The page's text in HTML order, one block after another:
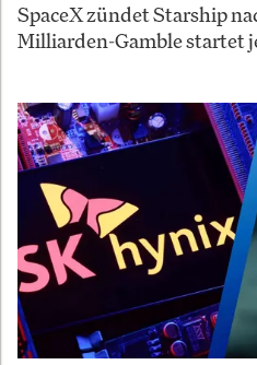
SpaceX zündet Starship
Milliarden-Gamble startet